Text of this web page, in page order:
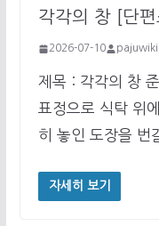
각각의 창 [단
2026-07-10 pajuwiki
제목 : 각각의 창
표정으로 식탁 위
히 놓인 도장을 번
자세히 보기